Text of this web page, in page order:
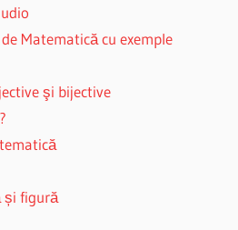
Matematică cu exemple
şi bijective
și figură